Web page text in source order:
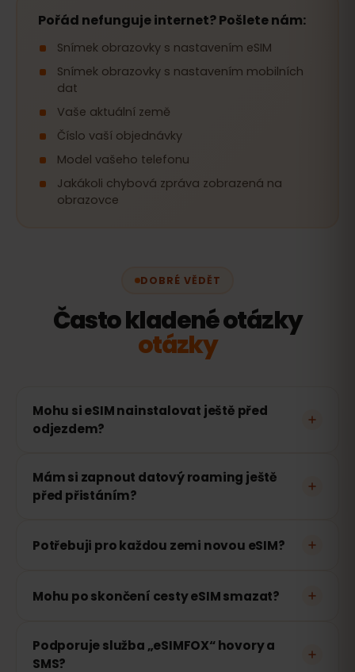
Pořád nefunguje internet? Pošlete nám:
Snímek obrazovky s nastavením eSIM
Snímek obrazovky s nastavením mobilních
dat
Vaše aktuální země
Číslo vaší objednávky
Model vašeho telefonu
Jakákoli chybová zpráva zobrazená na
obrazovce
DOBRÉ VĚDĚT
Často kladené otázky
otázky
Mohu si eSIM nainstalovat ještě před
odjezdem?
Mám si zapnout datový roaming ještě
před přistáním?
Potřebuji pro každou zemi novou eSIM?
Mohu po skončení cesty eSIM smazat?
Podporuje služba „eSIMFOX“ hovory a
SMS?